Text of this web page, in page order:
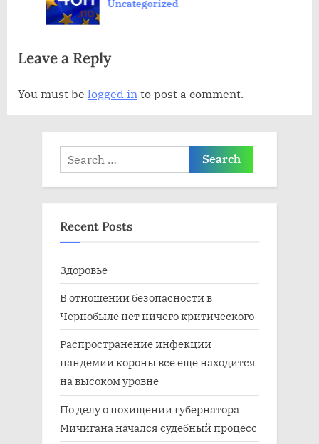
а
и
а
и
Uncategorized
Leave a Reply
You must be logged in to post a comment.
Search
for:
Recent Posts
Здоровье
В отношении безопасности в
Чернобыле нет ничего критического
Распространение инфекции
пандемии короны все еще находится
на высоком уровне
По делу о похищении губернатора
Мичигана начался судебный процесс